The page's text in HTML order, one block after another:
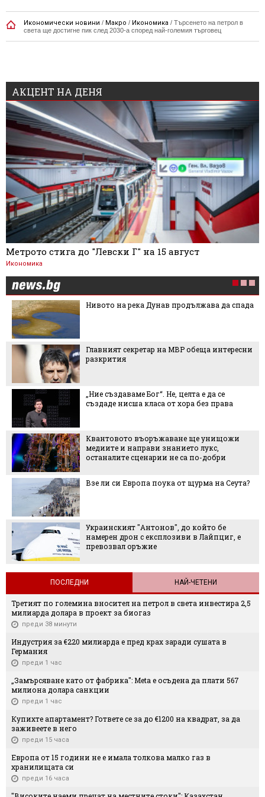
Икономически новини / Макро / Икономика / Търсенето на петрол в
света ще достигне пик след 2030-а според най-големия търговец
АКЦЕНТ НА ДЕНЯ
Метрото стига до "Левски Г" на 15 август
Икономика
Нивото на река Дунав продължава да спада
Главният секретар на МВР обеща интересни
разкрития
„Ние създаваме Бог“. Не, целта е да се
създаде нисша класа от хора без права
Квантовото въоръжаване ще унищожи
медиите и направи знанието лукс,
останалите сценарии не са по-добри
Взе ли си Европа поука от щурма на Сеута?
Украинският "Антонов", до който бе
намерен дрон с експлозиви в Лайпциг, е
превозвал оръжие
ПОСЛЕДНИ НАЙ-ЧЕТЕНИ
Третият по големина вносител на петрол в света инвестира 2,5
милиарда долара в проект за биогаз
преди 38 минути
Индустрия за €220 милиарда е пред крах заради сушата в
Германия
преди 1 час
„Замърсяване като от фабрика": Meta е осъдена да плати 567
милиона долара санкции
преди 1 час
Купихте апартамент? Гответе се за до €1200 на квадрат, за да
заживеете в него
преди 15 часа
Европа от 15 години не е имала толкова малко газ в
хранилищата си
преди 16 часа